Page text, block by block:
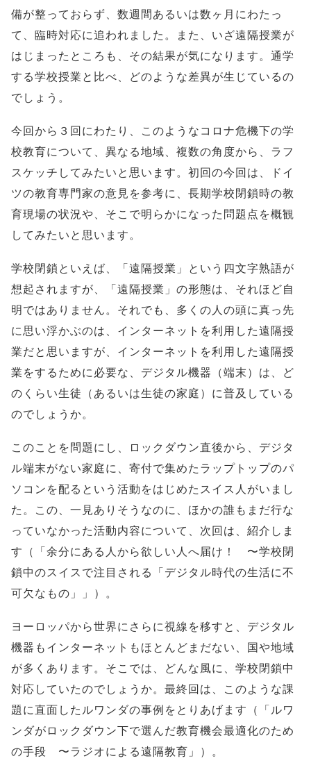
備が整っておらず、数週間あるいは数ヶ月にわたっ
て、臨時対応に追われました。また、いざ遠隔授業が
はじまったところも、その結果が気になります。通学
する学校授業と比べ、どのような差異が生じているの
でしょう。
今回から３回にわたり、このようなコロナ危機下の学
校教育について、異なる地域、複数の角度から、ラフ
スケッチしてみたいと思います。初回の今回は、ドイ
ツの教育専門家の意見を参考に、長期学校閉鎖時の教
育現場の状況や、そこで明らかになった問題点を概観
してみたいと思います。
学校閉鎖といえば、「遠隔授業」という四文字熟語が
想起されますが、「遠隔授業」の形態は、それほど自
明ではありません。それでも、多くの人の頭に真っ先
に思い浮かぶのは、インターネットを利用した遠隔授
業だと思いますが、インターネットを利用した遠隔授
業をするために必要な、デジタル機器（端末）は、ど
のくらい生徒（あるいは生徒の家庭）に普及している
のでしょうか。
このことを問題にし、ロックダウン直後から、デジタ
ル端末がない家庭に、寄付で集めたラップトップのパ
ソコンを配るという活動をはじめたスイス人がいまし
た。この、一見ありそうなのに、ほかの誰もまだ行な
っていなかった活動内容について、次回は、紹介しま
す（「余分にある人から欲しい人へ届け！ 〜学校閉
鎖中のスイスで注目される「デジタル時代の生活に不
可欠なもの」」）。
ヨーロッパから世界にさらに視線を移すと、デジタル
機器もインターネットもほとんどまだない、国や地域
が多くあります。そこでは、どんな風に、学校閉鎖中
対応していたのでしょうか。最終回は、このような課
題に直面したルワンダの事例をとりあげます（「ルワ
ンダがロックダウン下で選んだ教育機会最適化のため
の手段 〜ラジオによる遠隔教育」）。